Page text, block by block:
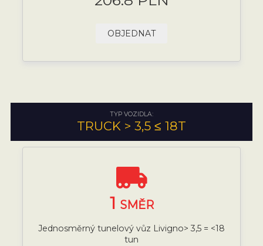
OBJEDNAT
TYP VOZIDLA:
TRUCK > 3,5 ≤ 18T
1 SMĚR
Jednosměrný tunelový vůz Livigno> 3,5 = <18
tun